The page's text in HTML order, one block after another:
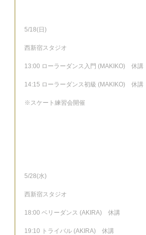
5/18(日)
西新宿スタジオ
13:00 ローラーダンス入門 (MAKIKO)　休講
14:15 ローラーダンス初級 (MAKIKO)　休講
※スケート練習会開催
5/28(水)
西新宿スタジオ
18:00 ベリーダンス (AKIRA)　休講
19:10 トライバル (AKIRA)　休講